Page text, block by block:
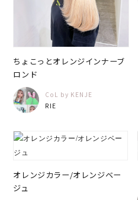
ちょこっとオレンジインナーブ
ロンド
CoL by KENJE
RIE
オレンジカラー/オレンジベー
ジュ